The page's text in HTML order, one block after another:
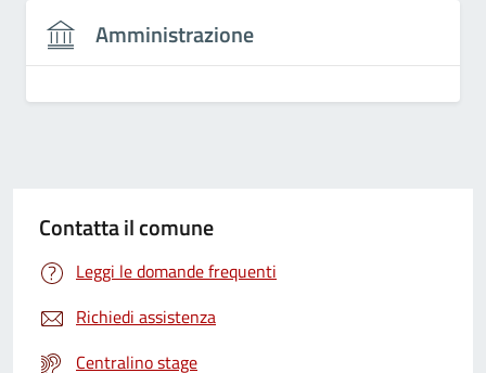
Amministrazione
Contatta il comune
Leggi le domande frequenti
Richiedi assistenza
Centralino stage